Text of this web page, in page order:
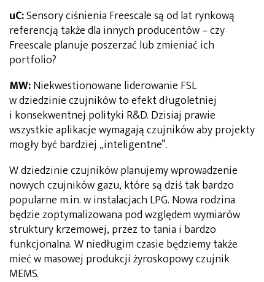
uC:Sensory ciśnienia Freescale są od lat rynkową
referencją także dla innych producentów – czy
Freescale planuje poszerzać lub zmieniać ich
portfolio?
MW:Niekwestionowane liderowanie FSL
w dziedzinie czujników to efekt długoletniej
i konsekwentnej polityki R&D. Dzisiaj prawie
wszystkie aplikacje wymagają czujników aby projekty
mogły być bardziej „inteligentne”.
W dziedzinie czujników planujemy wprowadzenie
nowych czujników gazu, które są dziś tak bardzo
popularne m.in. w instalacjach LPG. Nowa rodzina
będzie zoptymalizowana pod względem wymiarów
struktury krzemowej, przez to tania i bardzo
funkcjonalna. W niedługim czasie będziemy także
mieć w masowej produkcji żyroskopowy czujnik
MEMS.